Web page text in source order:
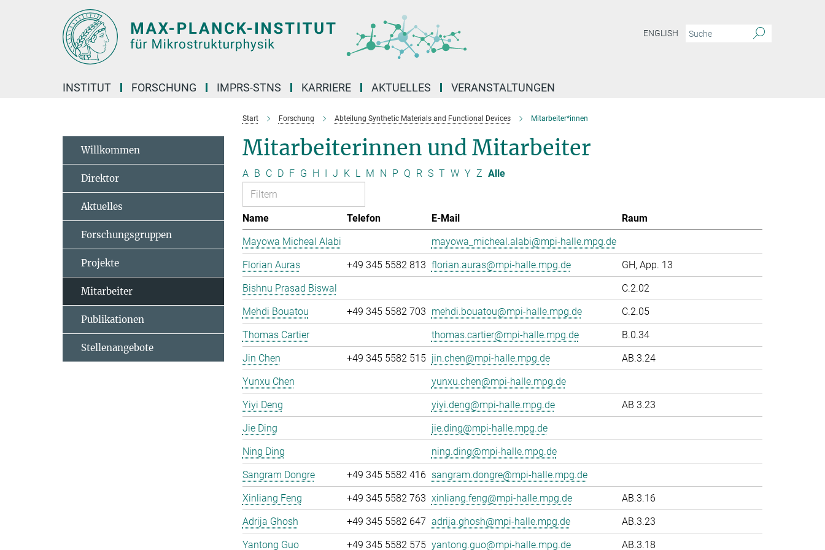
ENGLISH
INSTITUT FORSCHUNG IMPRS-STNS KARRIERE AKTUELLES VERANSTALTUNGEN
Start Forschung Abteilung Synthetic Materials and Functional Devices Mitarbeiter*innen
Mitarbeiterinnen und Mitarbeiter
A B C D F G H I J K L M N P Q R S T W Y Z Alle
Name Telefon E-Mail
Raum
Mayowa Micheal Alabi
mayowa_micheal.alabi@mpi-halle.mpg.de
Florian Auras
+49 345 5582 813 florian.auras@mpi-halle.mpg.de
GH, App. 13
Bishnu Prasad Biswal
C.2.02
Mehdi Bouatou
+49 345 5582 703 mehdi.bouatou@mpi-halle.mpg.de
C.2.05
Thomas Cartier
thomas.cartier@mpi-halle.mpg.de
B.0.34
Jin Chen
+49 345 5582 515 jin.chen@mpi-halle.mpg.de
AB.3.24
Yunxu Chen
yunxu.chen@mpi-halle.mpg.de
Yiyi Deng
yiyi.deng@mpi-halle.mpg.de
AB 3.23
Jie Ding
jie.ding@mpi-halle.mpg.de
Ning Ding
ning.ding@mpi-halle.mpg.de
Sangram Dongre
+49 345 5582 416 sangram.dongre@mpi-halle.mpg.de
Xinliang Feng
+49 345 5582 763 xinliang.feng@mpi-halle.mpg.de
AB.3.16
Adrija Ghosh
+49 345 5582 647 adrija.ghosh@mpi-halle.mpg.de
AB.3.23
Yantong Guo
+49 345 5582 575 yantong.guo@mpi-halle.mpg.de AB.3.18
Willkommen
Direktor
Aktuelles
Forschungsgruppen
Projekte
Mitarbeiter
Publikationen
Stellenangebote